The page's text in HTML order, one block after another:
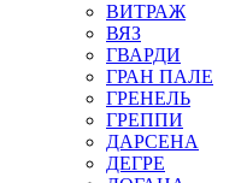
ВИТРАЖ
ВЯЗ
ГВАРДИ
ГРАН ПАЛЕ
ГРЕНЕЛЬ
ГРЕППИ
ДАРСЕНА
ДЕГРЕ